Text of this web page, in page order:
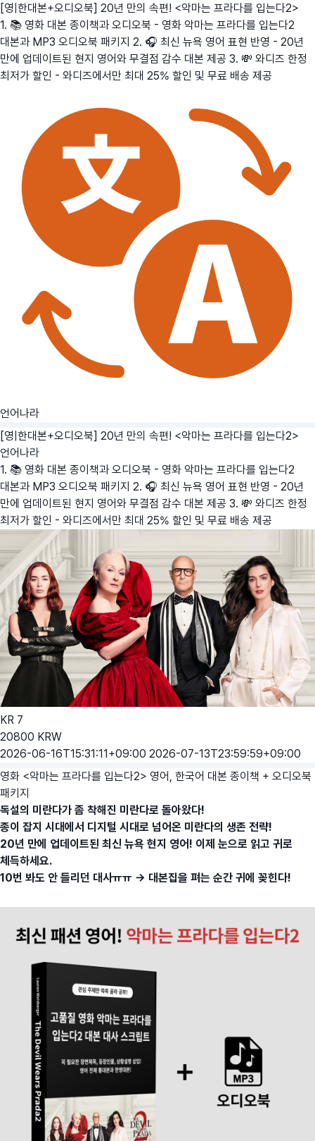
[영|한대본+오디오북] 20년 만의 속편! <악마는 프라다를 입는다2>
1. 📚 영화 대본 종이책과 오디오북 - 영화 악마는 프라다를 입는다2
대본과 MP3 오디오북 패키지 2. 🎧 최신 뉴욕 영어 표현 반영 - 20년
만에 업데이트된 현지 영어와 무결점 감수 대본 제공 3. 💸 와디즈 한정
최저가 할인 - 와디즈에서만 최대 25% 할인 및 무료 배송 제공
언어나라
[영|한대본+오디오북] 20년 만의 속편! <악마는 프라다를 입는다2>
언어나라
1. 📚 영화 대본 종이책과 오디오북 - 영화 악마는 프라다를 입는다2
대본과 MP3 오디오북 패키지 2. 🎧 최신 뉴욕 영어 표현 반영 - 20년
만에 업데이트된 현지 영어와 무결점 감수 대본 제공 3. 💸 와디즈 한정
최저가 할인 - 와디즈에서만 최대 25% 할인 및 무료 배송 제공
KR 7
20800 KRW
2026-06-16T15:31:11+09:00 2026-07-13T23:59:59+09:00
영화 <악마는 프라다를 입는다2> 영어, 한국어 대본 종이책 + 오디오북
패키지
독설의 미란다가 좀 착해진 미란다로 돌아왔다!
종이 잡지 시대에서 디지털 시대로 넘어온 미란다의 생존 전략!
20년 만에 업데이트된 최신 뉴욕 현지 영어! 이제 눈으로 읽고 귀로
체득하세요.
10번 봐도 안 들리던 대사ㅠㅠ → 대본집을 펴는 순간 귀에 꽂힌다!